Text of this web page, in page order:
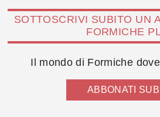
SOTTOSCRIVI SUBITO UN
FORMICHE
Il mondo di Formiche
ABBONATI